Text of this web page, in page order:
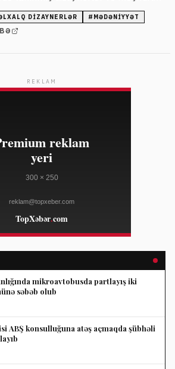
DIZAYNERLƏR # MƏDƏNIYYƏT
REKLAM
mikroavtobusda partlayış iki
səbəb olub
ABŞ konsulluğuna atəş açmaqda şübhəli